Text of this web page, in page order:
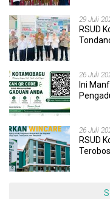
29 Juli
RSUD
26 Juli
Ini
26 Juli
RSUD